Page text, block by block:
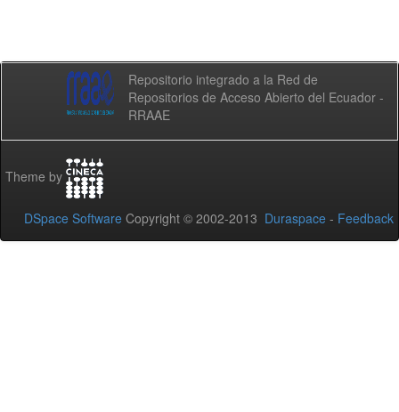
Repositorio integrado a la Red de
Repositorios de Acceso Abierto del Ecuador -
RRAAE
Theme by
DSpace Software Copyright © 2002-2013 Duraspace - Feedback